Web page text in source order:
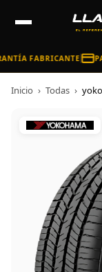
FABRICANTE
Inicio › Todas ›